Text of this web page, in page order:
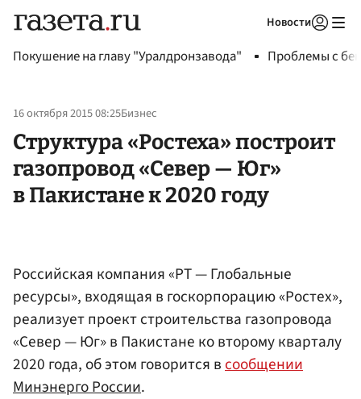
Новости
Покушение на главу "Уралдронзавода" Проблемы с
16 октября 2015 08:25Бизнес
Структура «Ростеха» построит
газопровод «Север — Юг»
в Пакистане к 2020 году
Российская компания «РТ — Глобальные
ресурсы», входящая в госкорпорацию «Ростех»,
реализует проект строительства газопровода
«Север — Юг» в Пакистане ко второму кварталу
2020 года, об этом говорится всообщении
Минэнерго России.